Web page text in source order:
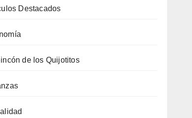
Destacados
de los Quijotitos